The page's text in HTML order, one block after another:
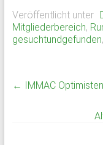
bildet
sie
Schüler,
Veröffentlicht unter
Mitgliederbereich,
gesuchtundgefunden,
← IMMAC